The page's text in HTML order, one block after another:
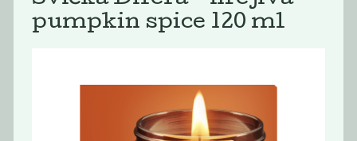
Filtrovat produkty
Doporučené Nejlevnější Nejdražší
pumpkin spice 120 ml